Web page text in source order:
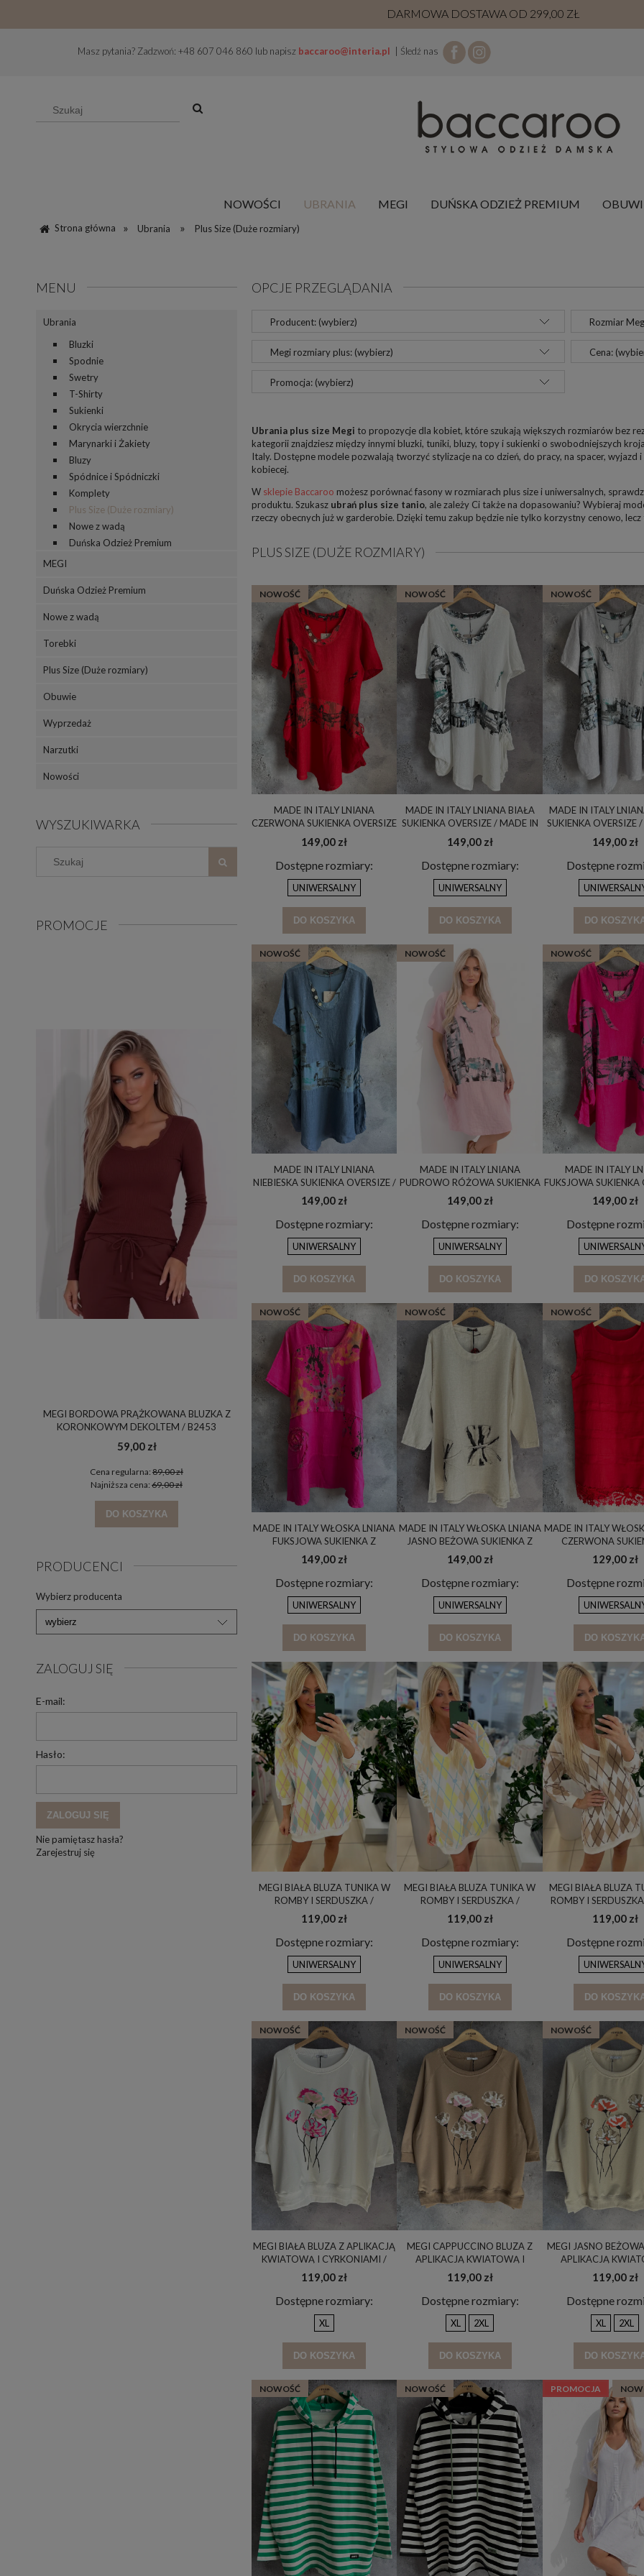
DARMOWA DOSTAWA OD 299,00 ZŁ
Masz pytania? Zadzwoń: +48 607 046 860 lub napisz baccaroo@interia.pl | Śledź nas
NOWOŚCI UBRANIA MEGI DUŃSKA ODZIEŻ PREMIUM
Strona główna » Ubrania » Plus Size (Duże rozmiary)
MENU
Ubrania
Bluzki
Spodnie
Swetry
T-Shirty
Sukienki
Okrycia wierzchnie
Marynarki i Żakiety
Bluzy
Spódnice i Spódniczki
Komplety
Plus Size (Duże rozmiary)
Nowe z wadą
Duńska Odzież Premium
MEGI
Duńska Odzież Premium
Nowe z wadą
Torebki
Plus Size (Duże rozmiary)
Obuwie
Wyprzedaż
Narzutki
Nowości
WYSZUKIWARKA
PROMOCJE
MEGI BORDOWA PRĄŻKOWANA BLUZKA Z
KORONKOWYM DEKOLTEM / B2453
59,00 zł
Cena regularna: 89,00 zł
Najniższa cena: 69,00 zł
DO KOSZYKA
MEGI BLUZA CAPPUCCINO Z KAPTUREM /
NADRUK Z KRÓLICZKIEM / B2233
79,00 zł
129,00 zł
Najniższa cena:
99,00 zł
DO KOSZYKA
MEGI BORDOWA BLUZA Z KAPTUREM /
NADRUK Z BULDOŻKIEM FRANCUSKIM / UNI /
T2350
79,00 zł
Cena regularna:119,00 zł
Najniższa cena:99,00 zł
DO KOSZYKA
PRODUCENCI
Wybierz producenta
ZALOGUJ SIĘ
E-mail:
Hasło:
ZALOGUJ SIĘ
Nie pamiętasz hasła?
Zarejestruj się
OPCJE PRZEGLĄDANIA
Producent: (wybierz) Rozmiar
Megi rozmiary plus: (wybierz) Cena:
Promocja: (wybierz)
Ubrania plus size Megi to propozycje dla kobiet, które szukają większych rozmiarów bez
kategorii znajdziesz między innymi bluzki, tuniki, bluzy, topy i sukienki o swobodniejszych
Italy. Dostępne modele pozwalają tworzyć stylizacje na co dzień, do pracy, na spacer,
kobiecej.
W sklepie Baccaroo możesz porównać fasony w rozmiarach plus size i uniwersalnych,
produktu. Szukasz ubrań plus size tanio, ale zależy Ci także na dopasowaniu? Wybieraj
rzeczy obecnych już w garderobie. Dzięki temu zakup będzie nie tylko korzystny cenowo,
PLUS SIZE (DUŻE ROZMIARY)
MADE IN ITALY LNIANA
CZERWONA SUKIENKA OVERSIZE
/ MADE IN ITALY / UNI
149,00 zł
Dostępne rozmiary:
UNIWERSALNY
DO KOSZYKA
NOWOŚĆ
MADE IN ITALY LNIANA BIAŁA
SUKIENKA OVERSIZE / MADE IN
ITALY / UNI
149,00 zł
Dostępne rozmiary:
UNIWERSALNY
DO KOSZYKA
NOWOŚĆ
MADE IN ITALY
SUKIENKA OVERSIZE
ITALY / UNI
149,00 zł
Dostępne
DO
NOWOŚĆ
MADE IN ITALY LNIANA
NIEBIESKA SUKIENKA OVERSIZE /
MADE IN ITALY / UNI
149,00 zł
Dostępne rozmiary:
UNIWERSALNY
DO KOSZYKA
NOWOŚĆ
MADE IN ITALY LNIANA
PUDROWO RÓŻOWA SUKIENKA
OVERSIZE / MADE IN ITALY / UNI
149,00 zł
Dostępne rozmiary:
UNIWERSALNY
DO KOSZYKA
NOWOŚĆ
MADE IN ITALY
FUKSJOWA SUKIENKA
/ MADE IN ITALY /
149,00 zł
Dostępne
DO
NOWOŚĆ
MADE IN ITALY WŁOSKA LNIANA
FUKSJOWA SUKIENKA Z
ARTYSTYCZNYM WZOREM
OVERSIZE / UNI
149,00 zł
Dostępne rozmiary:
UNIWERSALNY
DO KOSZYKA
NOWOŚĆ
MADE IN ITALY WŁOSKA LNIANA
JASNO BEŻOWA SUKIENKA Z
ARTYSTYCZNYM MOTYWEM
OVERSIZE / UNI
149,00 zł
Dostępne rozmiary:
UNIWERSALNY
DO KOSZYKA
NOWOŚĆ
MADE IN ITALY
CZERWONA
KORONKĄ129,00 zł
Dostępne
DO
NOWOŚĆ
MEGI BIAŁA BLUZA TUNIKA W
ROMBY I SERDUSZKA /
CYTRYNOWY & JASNO NIEBIESKI
/ UNI / B2939
119,00 zł
Dostępne rozmiary:
UNIWERSALNY
DO KOSZYKA
MEGI BIAŁA BLUZA TUNIKA W
ROMBY I SERDUSZKA /
CYTRYNOWY & JASNO BEŻOWY
/ UNI / B2939
119,00 zł
Dostępne rozmiary:
UNIWERSALNY
DO KOSZYKA
MEGI BIAŁA BLUZA
ROMBY I
BEŻ &
B2939
119,00 zł
Dostępne
DO
MEGI BIAŁA BLUZA Z APLIKACJĄ
KWIATOWĄ I CYRKONIAMI /
FUKSJA & AQUA & CUKIERKOWY
RÓŻ / B3039
119,00 zł
Dostępne rozmiary:
XL
DO KOSZYKA
NOWOŚĆ
MEGI CAPPUCCINO BLUZA Z
APLIKACJĄ KWIATOWĄ I
CYRKONIAMI / CUKIERKOWY
RÓŻ & JASNY BEŻ & BIAŁY /
B3039
119,00 zł
Dostępne rozmiary:
XL 2XL
DO KOSZYKA
NOWOŚĆ
MEGI JASNO
APLIKACJĄ
CYRKONIAMI /
CAPPUCCCINO &
119,00 zł
Dostępne
XL 2XL
DO
NOWOŚĆ
NOWOŚĆ NOWOŚĆ PROMOCJA